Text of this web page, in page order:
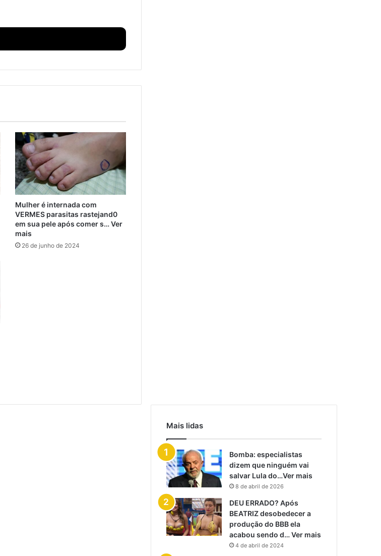
Mulher é internada com
VERMES parasitas rastejand0
em sua pele após comer s… Ver
mais
26 de junho de 2024
Mais lidas
Bomba: especialistas
dizem que ninguém vai
salvar Lula do…Ver mais
8 de abril de 2026
DEU ERRADO? Após
BEATRIZ desobedecer a
produção do BBB ela
acabou sendo d… Ver mais
4 de abril de 2024